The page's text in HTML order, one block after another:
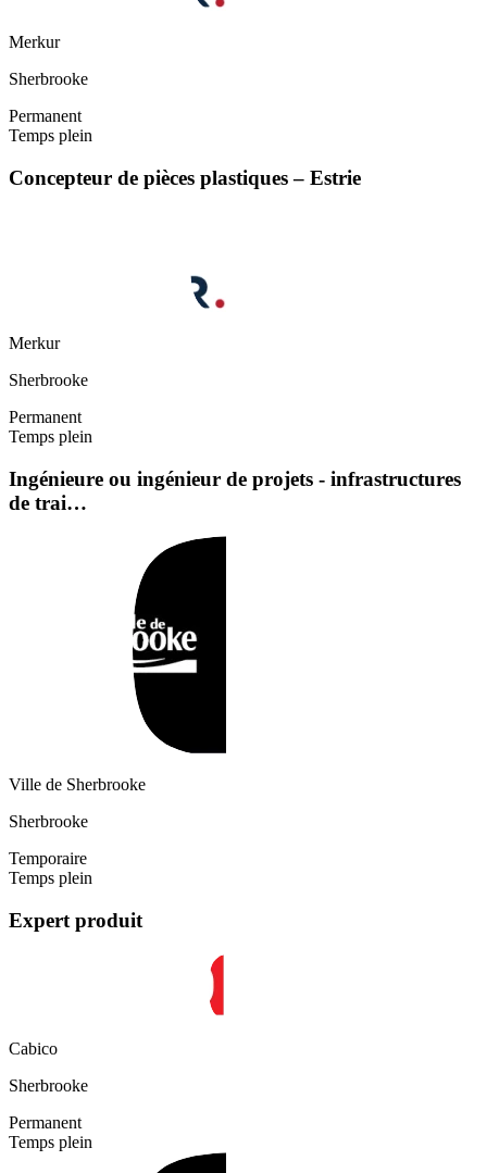
Merkur
Sherbrooke
Permanent
Temps plein
Concepteur de pièces plastiques – Estrie
Merkur
Sherbrooke
Permanent
Temps plein
Ingénieure ou ingénieur de projets - infrastructures
de trai…
Ville de Sherbrooke
Sherbrooke
Temporaire
Temps plein
Expert produit
Cabico
Sherbrooke
Permanent
Temps plein